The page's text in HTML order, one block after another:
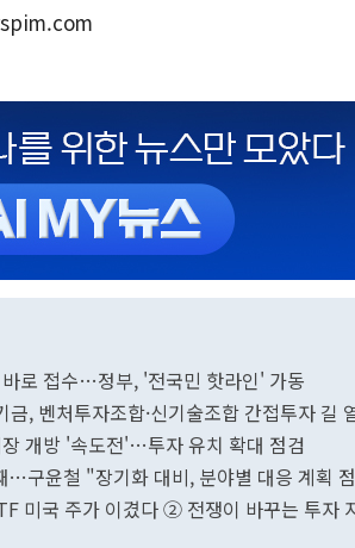
로 접수…정부, '전국민 핫라인' 가동
금, 벤처투자조합·신기술조합 간접투자 길
개방 '속도전'…투자 유치 확대 점검
…구윤철 "장기화 대비, 분야별 대응 계획
미국 주가 이겼다 ② 전쟁이 바꾸는 투자